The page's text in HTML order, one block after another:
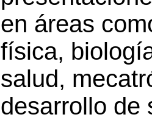
en áreas
física,
salud,
desarrollo de